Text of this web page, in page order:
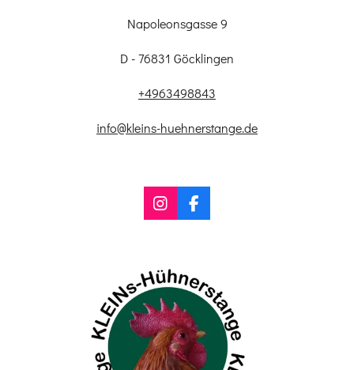
Napoleonsgasse 9
D - 76831 Göcklingen
+4963498843
info@kleins-huehnerstange.de
I
n
a
g
r
a
m
F
a
o
o
k